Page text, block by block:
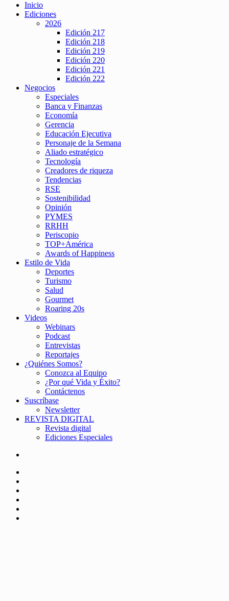
Inicio
Ediciones
2026
Edición 217
Edición 218
Edición 219
Edición 220
Edición 221
Edición 222
Negocios
Especiales
Banca y Finanzas
Economía
Gerencia
Educación Ejecutiva
Personaje de la Semana
Aliado estratégico
Tecnología
Creadores de riqueza
Tendencias
RSE
Sostenibilidad
Opinión
PYMES
RRHH
Periscopio
TOP+América
Awards of Happiness
Estilo de Vida
Deportes
Turismo
Salud
Gourmet
Roaring 20s
Videos
Webinars
Podcast
Entrevistas
Reportajes
¿Quiénes Somos?
Conozca al Equipo
¿Por qué Vida y Éxito?
Contáctenos
Suscríbase
Newsletter
REVISTA DIGITAL
Revista digital
Ediciones Especiales